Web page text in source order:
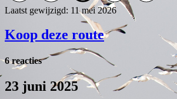
Laatst gewijzigd: 11 mei 2026
Koop deze route
6 reacties
23 juni 2025